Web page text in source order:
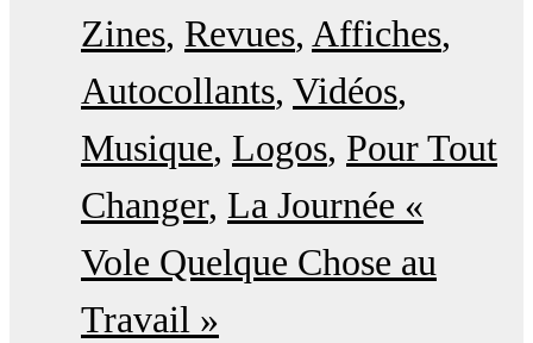
Zines Revues Affiches
Autocollants Vidéos
Musique Logos Pour Tout
Changer La Journée «
Vole Quelque Chose au
Travail »